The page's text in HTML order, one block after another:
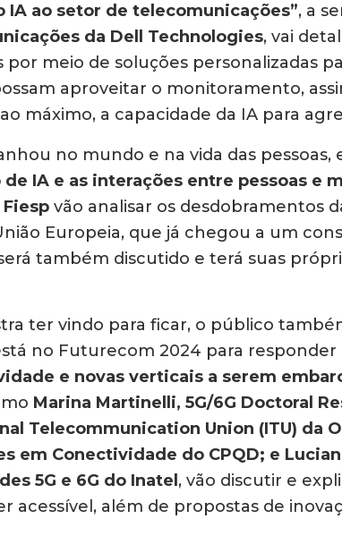
IA ao setor de telecomunicações”, a
da Dell Technologies, vai
meio de soluções personalizadas
aproveitar o monitoramento,
máximo, a capacidade da IA para
no mundo e na vida das pessoas,
de IA e as interações entre pessoas e
Fiesp vão analisar os desdobramentos
Europeia, que já chegou a um
também discutido e terá suas
ter vindo para ficar, o público
no Futurecom 2024 para responder
e novas verticais a serem
Marina Martinelli, 5G/6G Doctoral
Telecommunication Union (ITU) da
em Conectividade do CPQD; e
5G e 6G do Inatel , vão discutir e
acessível, além de propostas de